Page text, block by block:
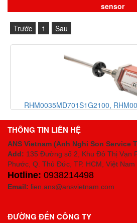
sensor
Trước 1 Sau
RHM0035MD701S1G2100,
Temposonics RH-
THÔNG TIN LIÊN HỆ
ANS Vietnam (Anh Nghi Son Service
Add: 135 Đường số 2, Khu Đô Thị Vạn
Phước, Q. Thủ Đức, TP. HCM , Việt Nam
Hotline: 0938214498
Email: lien.ans@ansvietnam.com
ĐƯỜNG ĐẾN CÔNG TY